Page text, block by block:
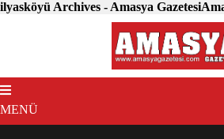
ilyasköyü Archives - Amasya
MENÜ